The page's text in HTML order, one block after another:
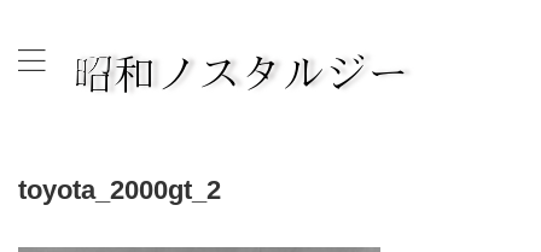
toyota_2000gt_2